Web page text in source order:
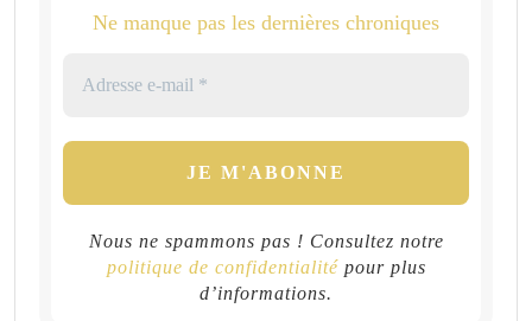
Ne manque pas les dernières chroniques
Nous ne spammons pas ! Consultez notre
politique de confidentialitépour plus
d’informations.